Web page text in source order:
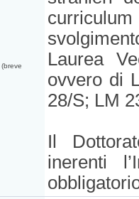
(breve
Laurea
ovvero di
28/S; LM
Il
inerenti